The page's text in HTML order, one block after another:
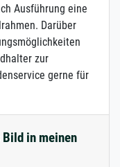
Ausführung eine
Darüber
zur
gerne für
Bild in meinen